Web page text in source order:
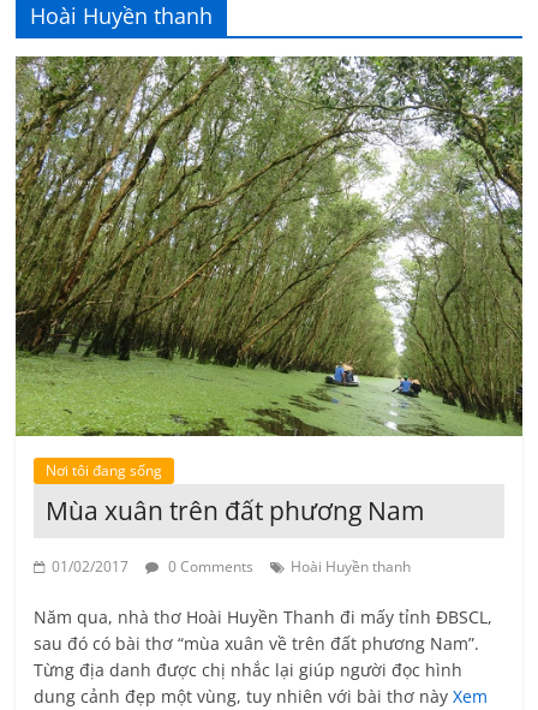
Hoài Huyền thanh
Nơi tôi đang sống
Mùa xuân trên đất phương Nam
01/02/2017 0 Comments Hoài Huyền thanh
Năm qua, nhà thơ Hoài Huyền Thanh đi mấy tỉnh ĐBSCL,
sau đó có bài thơ “mùa xuân về trên đất phương Nam”.
Từng địa danh được chị nhắc lại giúp người đọc hình
dung cảnh đẹp một vùng, tuy nhiên với bài thơ nàyXem